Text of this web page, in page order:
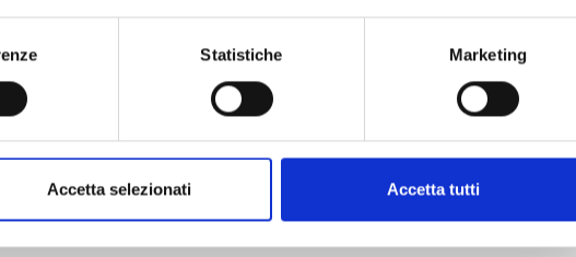
Statistiche Marketing
Accetta selezionati Accetta tutti
€ 4,30
Mostra tutto